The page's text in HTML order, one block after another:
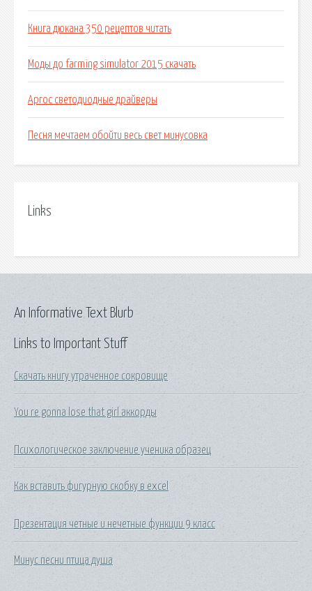
Книга дюкана 350 рецептов читать
Моды до farming simulator 2015 скачать
Аргос светодиодные драйверы
Песня мечтаем обойти весь свет минусовка
Links
Links to Important Stuff
Скачать книгу утраченное сокровище
You re gonna lose that girl аккорды
Психологическое заключение ученика образец
Как вставить фигурную скобку в excel
Презентация четные и нечетные функции 9 класс
Минус песни птица душа
An Informative Text Blurb